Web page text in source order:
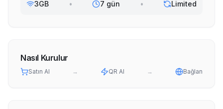
3GB • 7 gün • Limited
Nasıl Kurulur
Satın Al → QR Al → Bağlan